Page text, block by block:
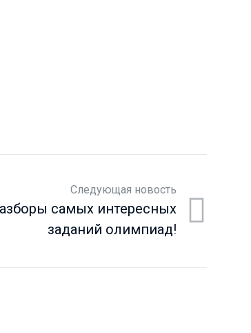
Следующая новость
самых интересных
заданий олимпиад!